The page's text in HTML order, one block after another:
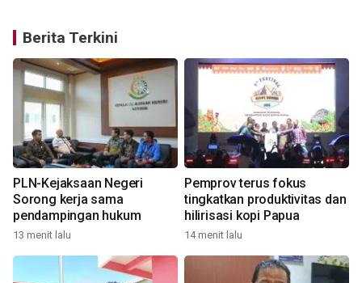
Berita Terkini
PLN-Kejaksaan Negeri
Sorong kerja sama
pendampingan hukum
13 menit lalu
Pemprov terus fokus
tingkatkan produktivitas dan
hilirisasi kopi Papua
14 menit lalu